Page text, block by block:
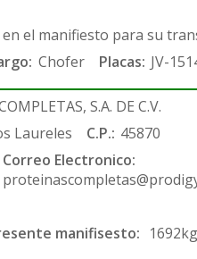
el manifiesto para su
Chofer Placas: JV-
S.A. DE C.V.
Laureles C.P.: 45870
Correo Electronico:
manifisesto: